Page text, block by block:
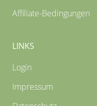
Affiliate-Bedingungen
LINKS
Login
Impressum